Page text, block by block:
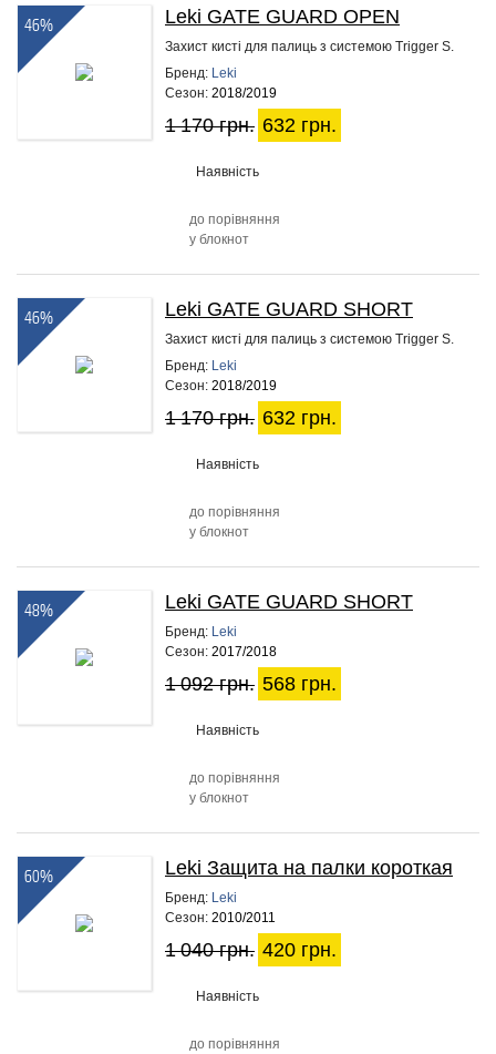
46% Leki GATE GUARD OPEN
Захист кисті для палиць з системою Trigger S.
Бренд: Leki
Сезон: 2018/2019
1 170 грн. 632 грн.
Наявність
до порівняння
у блокнот
46% Leki GATE GUARD SHORT
Захист кисті для палиць з системою Trigger S.
Бренд: Leki
Сезон: 2018/2019
1 170 грн. 632 грн.
Наявність
до порівняння
у блокнот
48% Leki GATE GUARD SHORT
Бренд: Leki
Сезон: 2017/2018
1 092 грн. 568 грн.
Наявність
до порівняння
у блокнот
60% Leki Защита на палки короткая
Бренд: Leki
Сезон: 2010/2011
1 040 грн. 420 грн.
Наявність
до порівняння